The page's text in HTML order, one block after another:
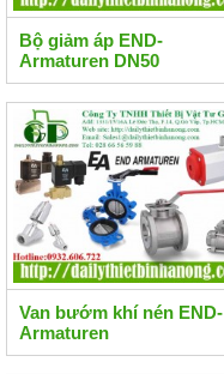
Bộ giảm áp END-
Armaturen DN50
Van bướm khí nén END-
Armaturen